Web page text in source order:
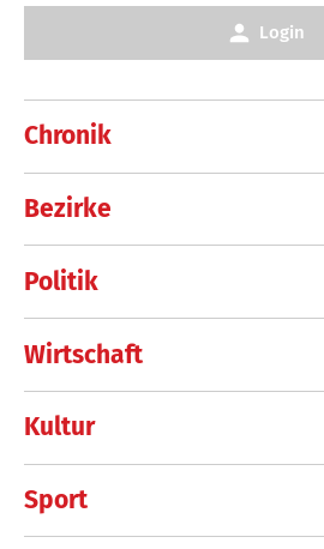
Chronik
Bezirke
Politik
Wirtschaft
Kultur
Sport
Login